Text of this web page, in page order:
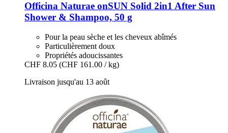
Officina Naturae onSUN Solid 2in1 After Sun
Shower & Shampoo, 50 g
Pour la peau sèche et les cheveux abîmés
Particulièrement doux
Propriétés adoucissantes
CHF 8.05 (CHF 161.00 / kg)
Livraison jusqu'au 13 août